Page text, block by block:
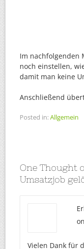
Im nachfolgenden
noch einstellen,
damit man keine
Anschließend
Posted in:Allgemein
One Thought
Umsatzjob
on
Vielen Dank für